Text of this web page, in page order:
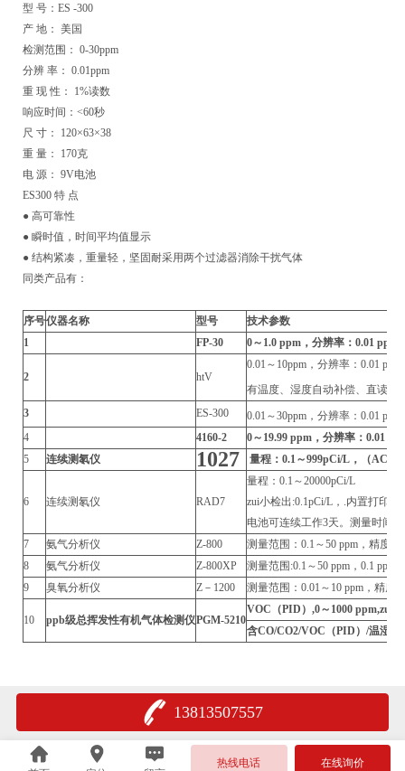
型 号：ES -300
产 地： 美国
检测范围： 0-30ppm
分辨 率： 0.01ppm
重 现 性： 1%读数
响应时间：<60秒
尺 寸： 120×63×38
重 量： 170克
电 源： 9V电池
ES300 特 点
● 高可靠性
● 瞬时值，时间平均值显示
● 结构紧凑，重量轻，坚固耐采用两个过滤器消除干扰气体
同类产品有：
序号仪器名称 型号
技术参数
1
FP-30 0～1.0 ppm， 分辨率：0.01 ppm
2 htV
0.01～10ppm，分辨率：0.01
有温度、湿度自动补偿、直读
3
ES-300
0.01～30ppm，分辨率：0.01
4
4160-2 0～19.99 ppm， 分辨率：0.01
5
连续测氡仪 1027 量程：0.1～999pCi/L，（AC/
6 连续测氡仪 RAD7
量程：0.1～20000pCi/L
zui小检出:0.1pCi/L，.内置打印机
电池可连续工作3天。测量时间
7
氨气分析仪 Z-800
测量范围：0.1～50 ppm，精度
8
氨气分析仪 Z-800XP
测量范围:0.1～50 ppm，0.1 ppm
9
臭氧分析仪 Z－1200 测量范围：0.01～10 ppm，精度
10 ppb级总挥发性有机气体检测仪PGM-5210
VOC（PID）,0～1000 ppm,zui
含CO/CO2/VOC（PID）/温湿度
13813507557
热线电话 在线询价